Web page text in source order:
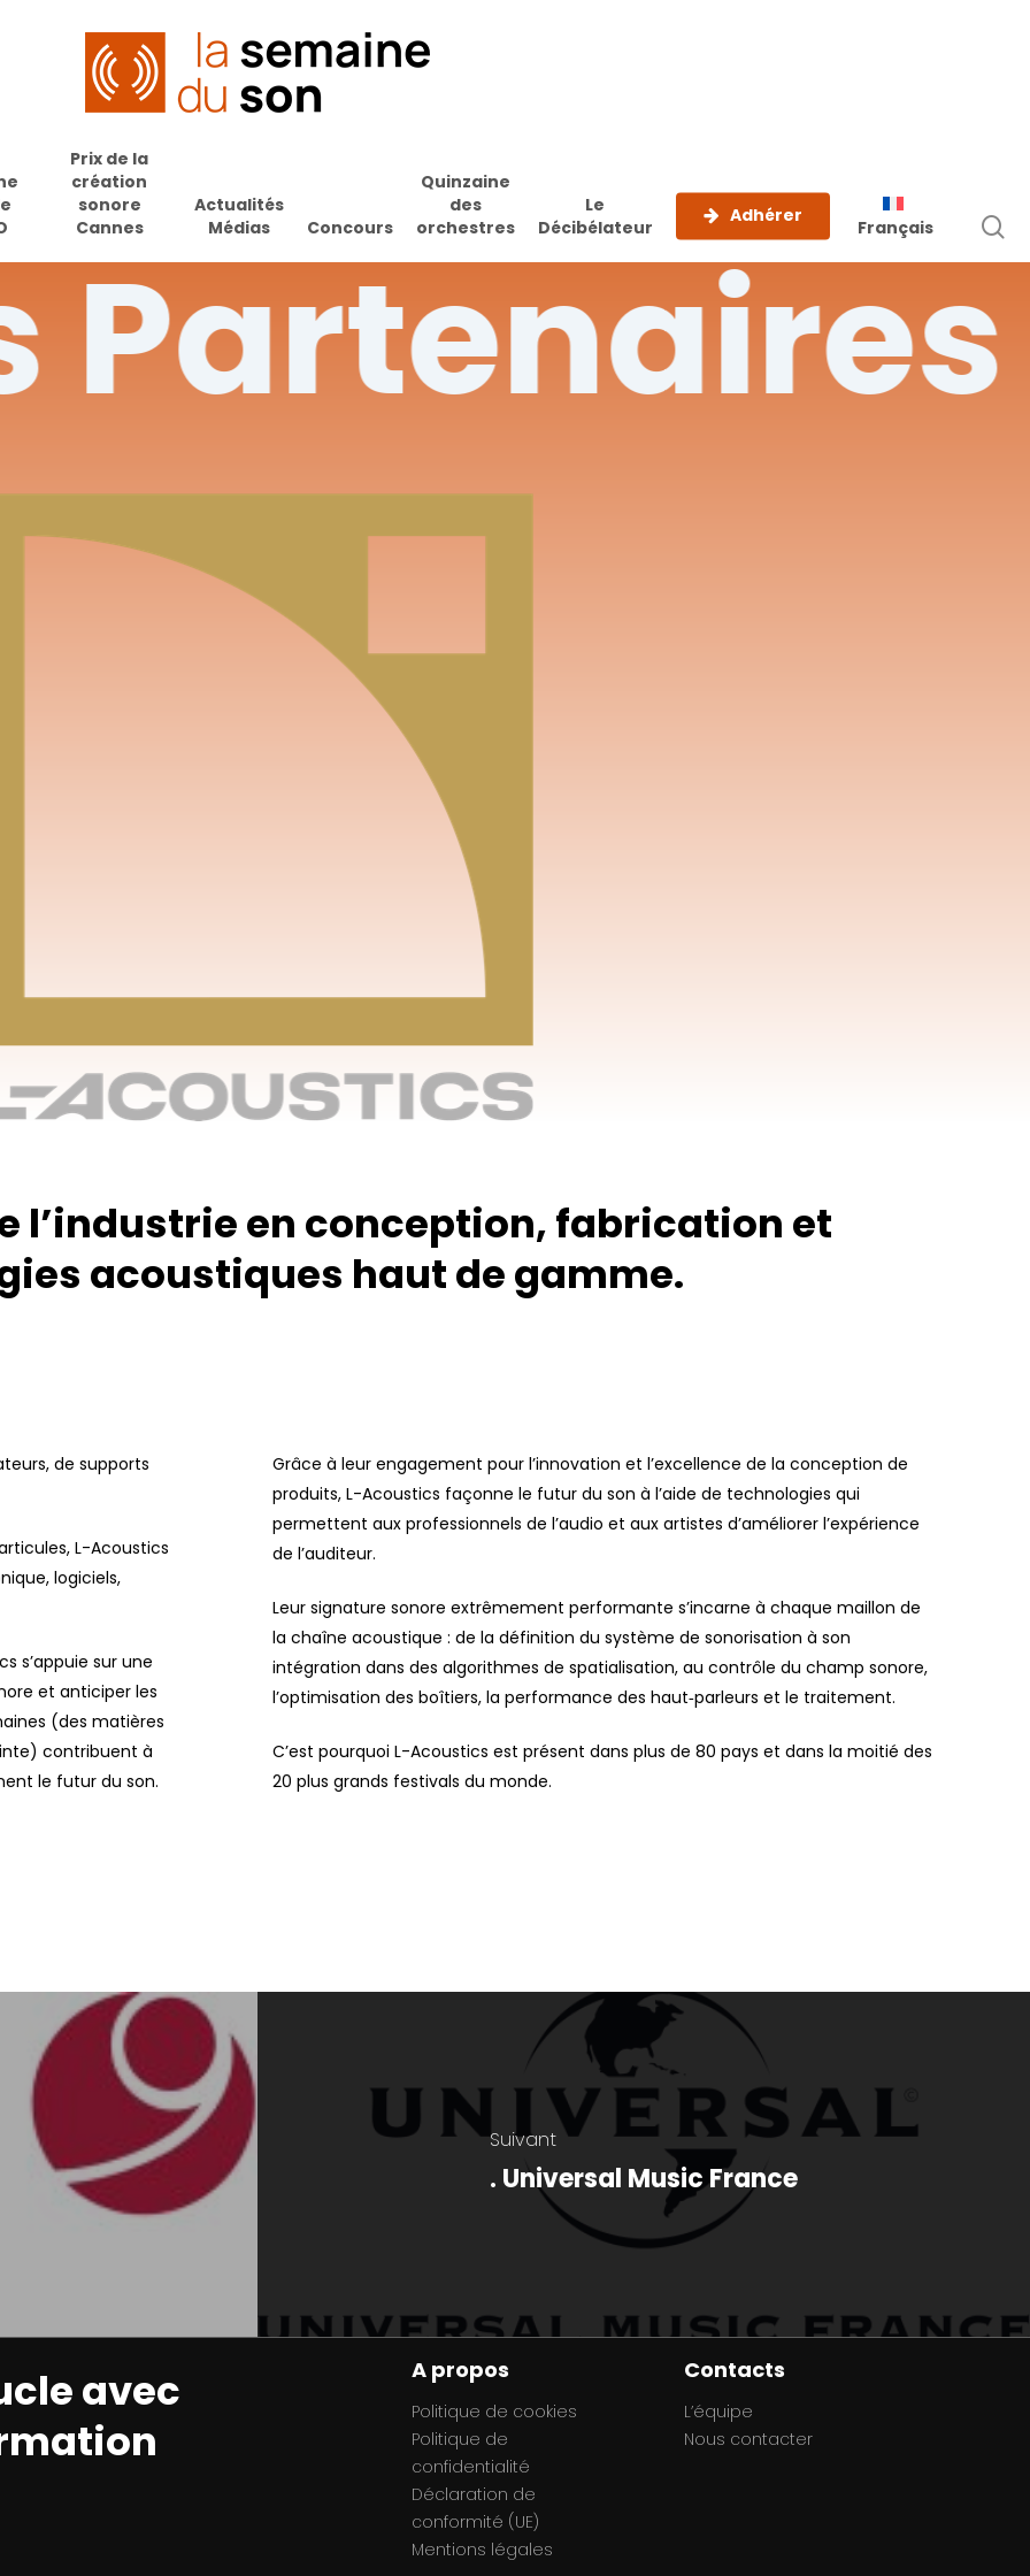
Prix de la
création
sonore
Cannes
Actualités
Médias
Concours
Quinzaine
des
orchestres
Le
Décibélateur
Adhérer
Français
Partenaires
l’industrie en conception, fabrication et
acoustiques haut de gamme.
de supports
L-Acoustics
logiciels,
s’appuie sur une
et anticiper les
(des matières
contribuent à
le futur du son.
Grâce à leur engagement pour l’innovation et l’excellence de la conception de
produits, L-Acoustics façonne le futur du son à l’aide de technologies qui
permettent aux professionnels de l’audio et aux artistes d’améliorer l’expérience
de l’auditeur.
Leur signature sonore extrêmement performante s’incarne à chaque maillon de
la chaîne acoustique : de la définition du système de sonorisation à son
intégration dans des algorithmes de spatialisation, au contrôle du champ sonore,
l’optimisation des boîtiers, la performance des haut‑parleurs et le traitement.
C’est pourquoi L-Acoustics est présent dans plus de 80 pays et dans la moitié des
20 plus grands festivals du monde.
Suivant
. Universal Music France
avec
A propos
Politique de cookies
Politique de
confidentialité
Déclaration de
conformité (UE)
Mentions légales
Contacts
L’équipe
Nous contacter